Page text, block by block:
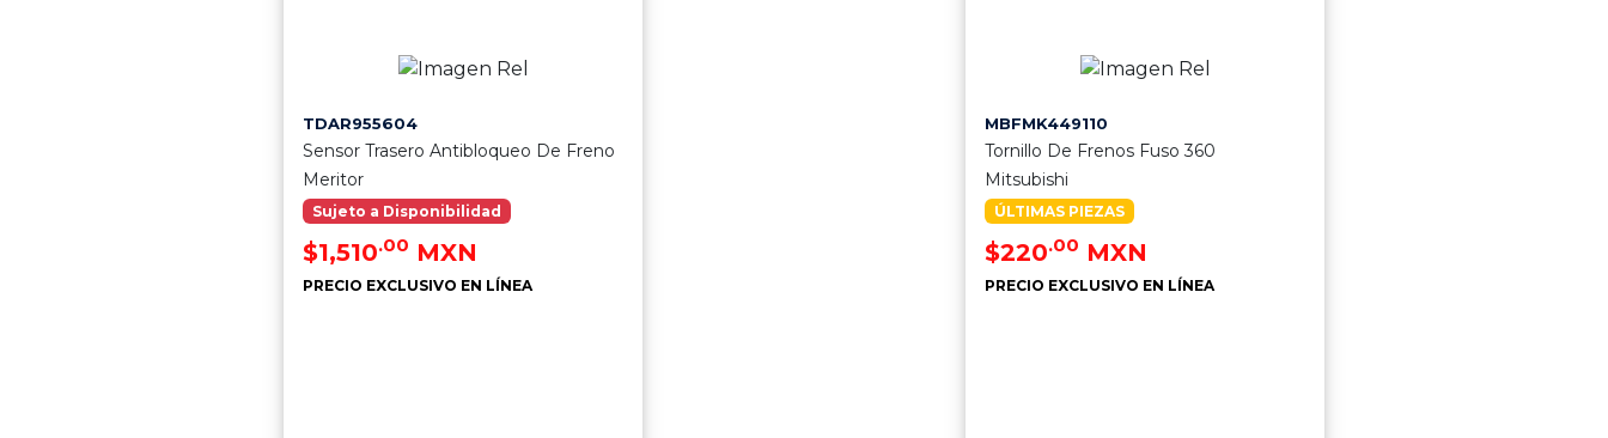
TDAR955604
Sensor Trasero Antibloqueo De Freno
Meritor
Sujeto a Disponibilidad
$1,510.00 MXN
PRECIO EXCLUSIVO EN LÍNEA
MBFMK449110
Tornillo De Frenos Fuso 360
Mitsubishi
ÚLTIMAS PIEZAS
$220.00 MXN
PRECIO EXCLUSIVO EN LÍNEA